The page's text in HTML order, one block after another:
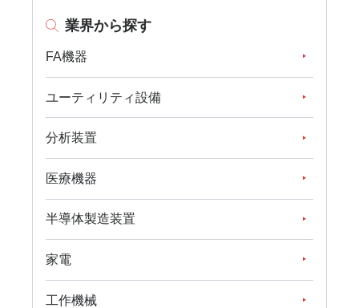
業界から探す
FA機器
ユーティリティ設備
分析装置
医療機器
半導体製造装置
家電
工作機械